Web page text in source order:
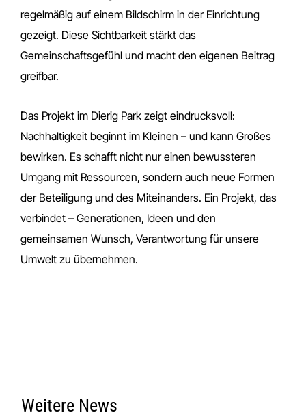
regelmäßig auf einem Bildschirm in der Einrichtung
gezeigt. Diese Sichtbarkeit stärkt das
Gemeinschaftsgefühl und macht den eigenen Beitrag
greifbar.
Das Projekt im Dierig Park zeigt eindrucksvoll:
Nachhaltigkeit beginnt im Kleinen – und kann Großes
bewirken. Es schafft nicht nur einen bewussteren
Umgang mit Ressourcen, sondern auch neue Formen
der Beteiligung und des Miteinanders. Ein Projekt, das
verbindet – Generationen, Ideen und den
gemeinsamen Wunsch, Verantwortung für unsere
Umwelt zu übernehmen.
Weitere News